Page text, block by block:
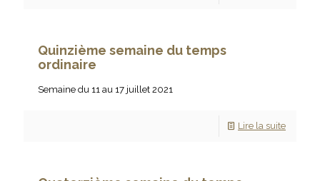
Quinzième semaine du temps
ordinaire
Semaine du 11 au 17 juillet 2021
Lire la suite